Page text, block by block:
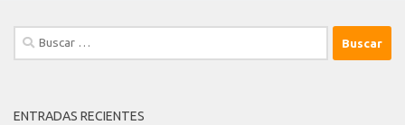
Buscar:
ENTRADAS RECIENTES